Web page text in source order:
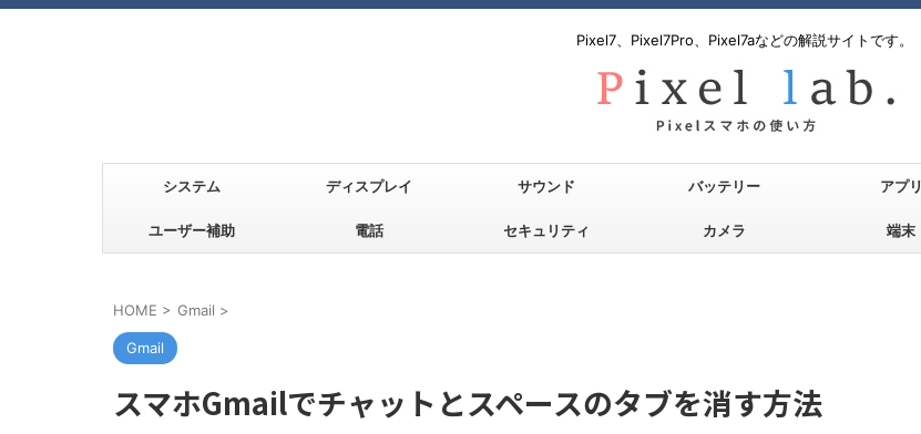
Pixel7、Pixel7Pro、Pixel7aなどの解説サイトです。
システム ディスプレイ サウンド バッテリー アプリ
ユーザー補助 電話 セキュリティ カメラ 端末
HOME > Gmail >
Gmail
スマホGmailでチャットとスペースのタブを消す方法